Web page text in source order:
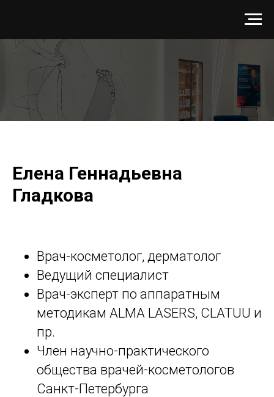
Елена Геннадьевна
Гладкова
Врач-косметолог, дерматолог
Ведущий специалист
Врач-эксперт по аппаратным
методикам ALMA LASERS, CLATUU и
пр.
Член научно-практического
общества врачей-косметологов
Санкт-Петербурга